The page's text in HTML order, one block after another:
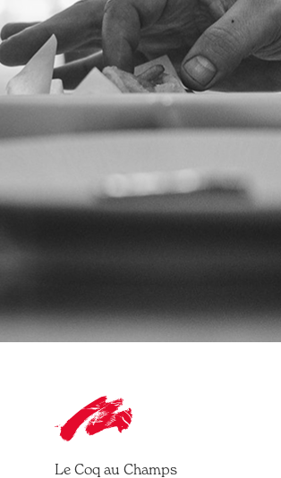
Le Coq au Champs